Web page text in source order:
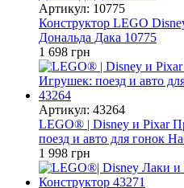
Артикул: 10775
Конструктор LEGO
Дональда Дака 10775
1 698 грн
Артикул: 43264
LEGO® | Disney и Pixar
поезд и авто для гонок
1 998 грн